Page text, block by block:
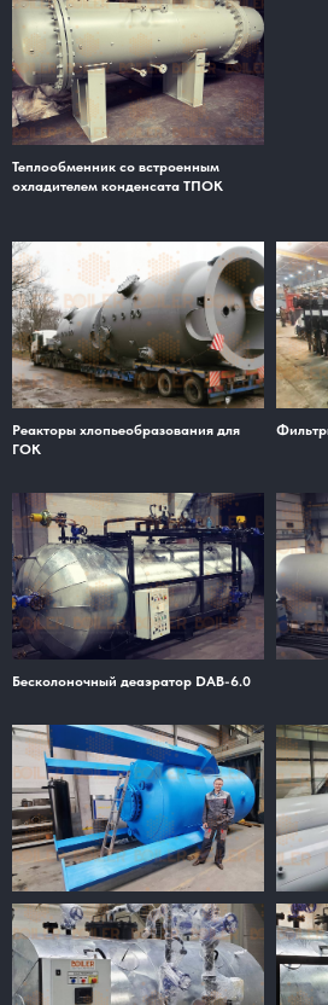
Теплообменник со встроенным
охладителем конденсата ТПОК
Реакторы хлопьеобразования для
ГОК
Бесколоночный деаэратор DAB-6.0